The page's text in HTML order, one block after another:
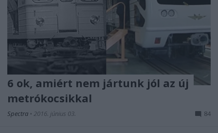
6 ok, amiért nem jártunk jól az új
metrókocsikkal
Spectra • 2016. június 03. 84